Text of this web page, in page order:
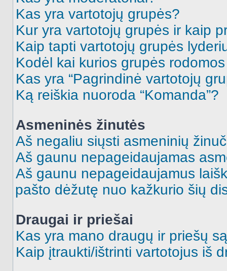
Kas yra vartotojų grupės?
Kur yra vartotojų grupės ir kaip
Kaip tapti vartotojų grupės
Kodėl kai kurios grupės
Kas yra “Pagrindinė vartotojų
Ką reiškia nuoroda “Komanda”?
Asmeninės žinutės
Aš negaliu siųsti asmeninių
Aš gaunu nepageidaujamas
Aš gaunu nepageidaujamus
pašto dėžutę nuo kažkurio šių
Draugai ir priešai
Kas yra mano draugų ir priešų
Kaip įtraukti/ištrinti vartotojus iš